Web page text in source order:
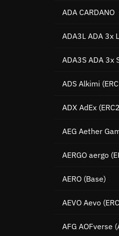
ADA CARDANO
ADA3L ADA 3x
ADA3S ADA 3x
ADS Alkimi
ADX AdEx
AEG Aether
AERGO aergo
AERO (Base)
AEVO Aevo
AFG AOFverse